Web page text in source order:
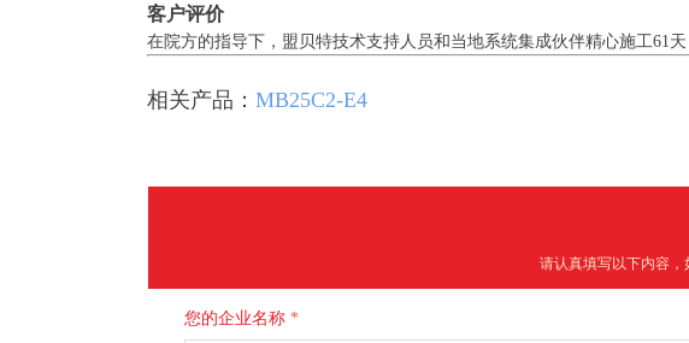
客户评价
在院方的指导下，盟贝特技术支持人员和当地系统集成伙伴精心施工61
相关产品： MB25C2-E4
请认真填写以下内容
您的企业名称 *